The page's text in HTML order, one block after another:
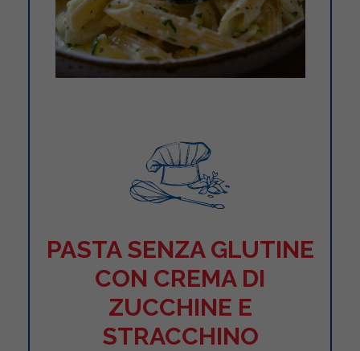
PASTA SENZA GLUTINE
CON CREMA DI
ZUCCHINE E
STRACCHINO